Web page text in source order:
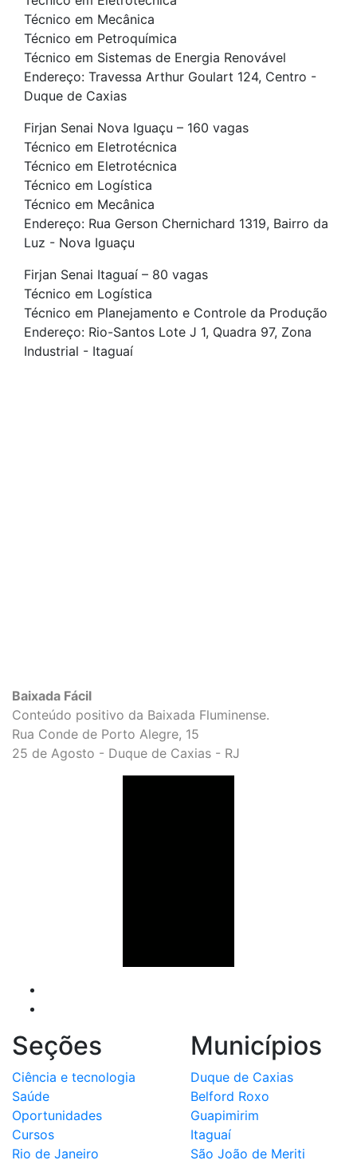
Técnico em Mecânica
Técnico em Petroquímica
Técnico em Sistemas de Energia Renovável
Endereço: Travessa Arthur Goulart 124, Centro -
Duque de Caxias
Firjan Senai Nova Iguaçu – 160 vagas
Técnico em Eletrotécnica
Técnico em Eletrotécnica
Técnico em Logística
Técnico em Mecânica
Endereço: Rua Gerson Chernichard 1319, Bairro da
Luz - Nova Iguaçu
Firjan Senai Itaguaí – 80 vagas
Técnico em Logística
Técnico em Planejamento e Controle da Produção
Endereço: Rio-Santos Lote J 1, Quadra 97, Zona
Industrial - Itaguaí
Baixada Fácil
Conteúdo positivo da Baixada Fluminense.
Rua Conde de Porto Alegre, 15
25 de Agosto - Duque de Caxias - RJ
Seções
Ciência e tecnologia
Saúde
Oportunidades
Cursos
Rio de Janeiro
Municípios
Duque de Caxias
Belford Roxo
Guapimirim
Itaguaí
São João de Meriti